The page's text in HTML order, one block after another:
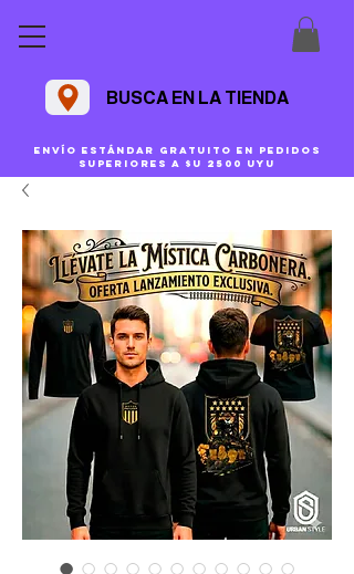
Envío estándar gratuito en pedidos
superiores a $U 2500 uyu
BUSCA EN LA TIENDA